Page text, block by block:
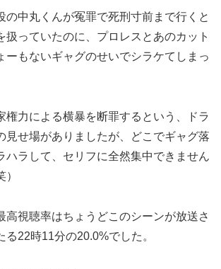
の中丸くんが冤罪で死刑寸前まで行くと
扱っていたのに、プロレスとあのカット
ーもないギャグのせいでシラケてしまっ
権力による横暴を断罪するという、ドラ
見せ場がありましたが、どこでギャグ落
ハラして、セリフに全然集中できません
高視聴率はちょうどこのシーンが放送さ
る22時11分の20.0%でした。